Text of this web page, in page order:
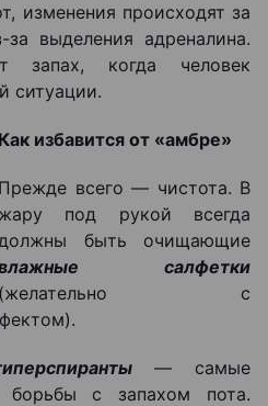
изменения происходят за
выделения адреналина.
запах, когда человек
ситуации.
Как избавится от «амбре»
Прежде всего — чистота. В
жару под рукой всегда
быть очищающие
салфетки
(желательно с
— самые
борьбы с запахом пота.